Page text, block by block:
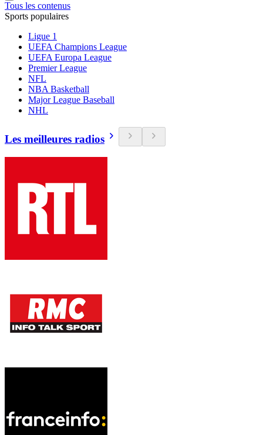
Tous les contenus
Sports populaires
Ligue 1
UEFA Champions League
UEFA Europa League
Premier League
NFL
NBA Basketball
Major League Baseball
NHL
Les meilleures radios